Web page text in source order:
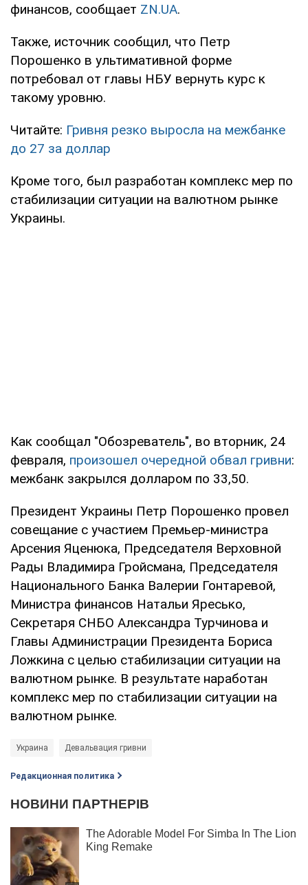
финансов, сообщает ZN.UA.
Также, источник сообщил, что Петр
Порошенко в ультимативной форме
потребовал от главы НБУ вернуть курс к
такому уровню.
Читайте: Гривня резко выросла на межбанке
до 27 за доллар
Кроме того, был разработан комплекс мер по
стабилизации ситуации на валютном рынке
Украины.
Как сообщал "Обозреватель", во вторник, 24
февраля, произошел очередной обвал гривни:
межбанк закрылся долларом по 33,50.
Президент Украины Петр Порошенко провел
совещание с участием Премьер-министра
Арсения Яценюка, Председателя Верховной
Рады Владимира Гройсмана, Председателя
Национального Банка Валерии Гонтаревой,
Министра финансов Натальи Яресько,
Секретаря СНБО Александра Турчинова и
Главы Администрации Президента Бориса
Ложкина с целью стабилизации ситуации на
валютном рынке. В результате наработан
комплекс мер по стабилизации ситуации на
валютном рынке.
Украина Девальвация гривни
Редакционная политика